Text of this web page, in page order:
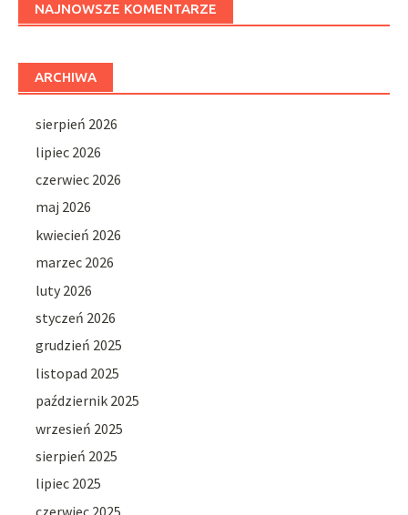
NAJNOWSZE KOMENTARZE
ARCHIWA
sierpień 2026
lipiec 2026
czerwiec 2026
maj 2026
kwiecień 2026
marzec 2026
luty 2026
styczeń 2026
grudzień 2025
listopad 2025
październik 2025
wrzesień 2025
sierpień 2025
lipiec 2025
czerwiec 2025